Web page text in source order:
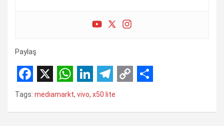
Paylaş
F X W L T
Tags: mediamarkt, vivo, x50 lite